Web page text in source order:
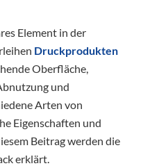
Element in der
Druckprodukten
Oberfläche,
und
Arten von
Eigenschaften und
Beitrag werden die
erklärt.